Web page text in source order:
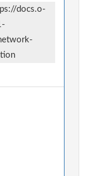
docs.o-